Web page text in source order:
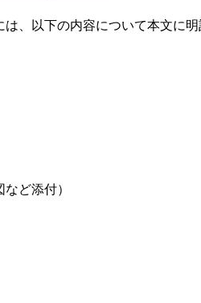
は、以下の内容について本文に
ど添付）